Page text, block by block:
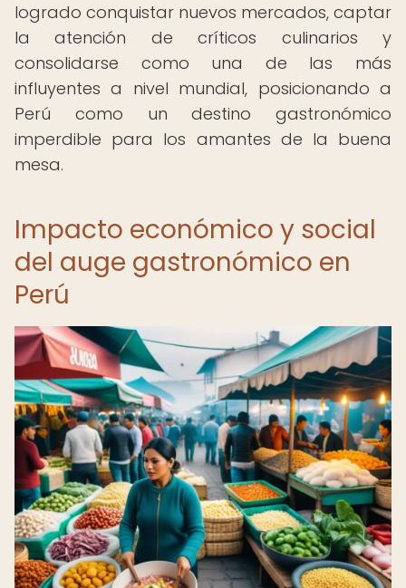
logrado conquistar nuevos mercados, captar
la atención de críticos culinarios y
consolidarse como una de las más
influyentes a nivel mundial, posicionando a
Perú como un destino gastronómico
imperdible para los amantes de la buena
mesa.
Impacto económico y social
del auge gastronómico en
Perú